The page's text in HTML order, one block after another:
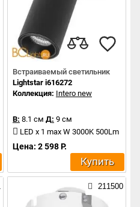
Встраиваемый светильник
Lightstar i616272
Коллекция: Intero new
В: 8.1 см Д: 9 см
LED x 1 max W 3000K 500Lm
Цена: 2 598 Р.
Купить
211500